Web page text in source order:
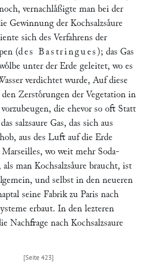
vernachlaͤßigte man bei der
Gewinnung der Kochsalzsaͤure
sich des Verfahrens der
(des Bastringues ); das Gas
unter der Erde geleitet, wo es
verdichtet wurde, Auf diese
Zerstoͤrungen der Vegetation in
die ehevor so oft Statt
salzsaure Gas, das sich aus
aus des Luft auf die Erde
wo weit mehr Soda-
man Kochsalzsaͤure braucht, ist
und selbst in den neueren
seine Fabrik zu Paris nach
erbaut. In den lezteren
Nachfrage nach Kochsalzsaure